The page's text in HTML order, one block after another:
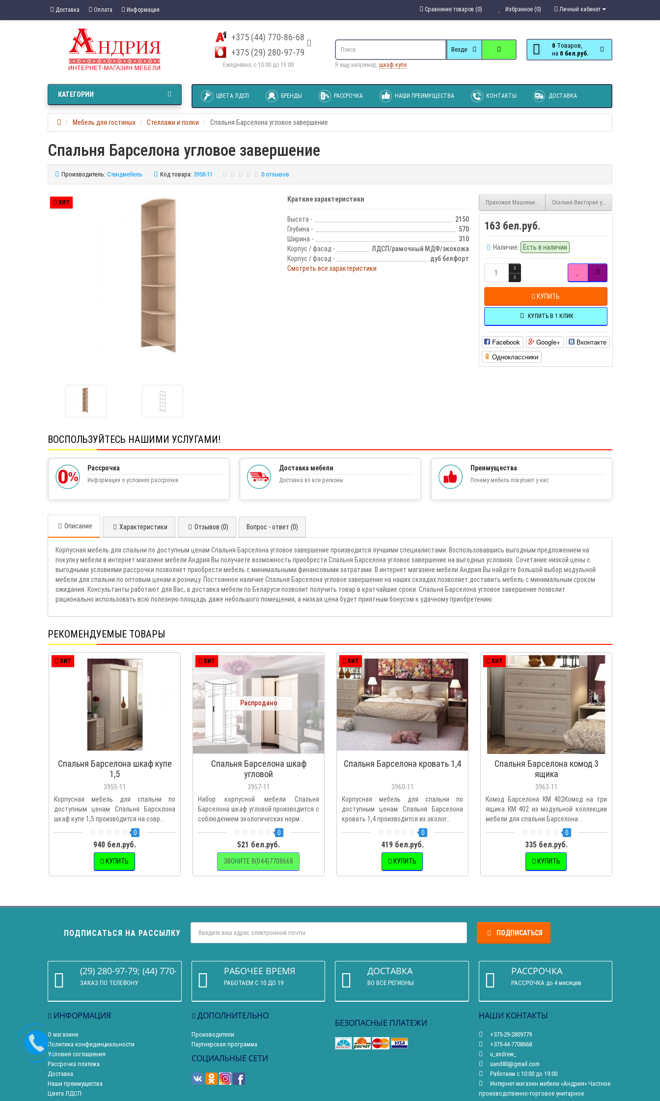
Доставка Оплата Информация Личный кабинет
Избранное (0)
Сравнение товаров (0)
+375 (44) 770-86-68
+375 (29) 280-97-79
Ежедневно, с 10:00 до 19:00
0 Tоваров,
на
0 бел.руб.
Везде
Я ищу, например, шкаф купе
ЦВЕТА ЛДСП БРЕНДЫ РАССРОЧКА НАШИ ПРЕИМУЩЕСТВА КОНТАКТЫ ДОСТАВКА
КАТЕГОРИИ
Мебель для гостиных Стеллажи и полки Спальня Барселона угловое завершение
Спальня Барселона угловое завершение
Производитель: Стендмебель Код товара: 3958-11 0 отзывов
ХИТ Краткие характеристики
Высота -
2150
Глубина -
570
Ширина -
310
Корпус / фасад -
ЛДСП/рамочный МДФ/экокожа
Корпус / фасад -
дуб белфорт
Смотреть все характеристики
Прихожая Машенька угловое завершение ПУ 201
Спальня Виктория угловое завершение
163 бел.руб.
Наличие: Есть в наличии
КУПИТЬ
КУПИТЬ В 1 КЛИК
Facebook Google+
Вконтакте
Одноклассники
ВОСПОЛЬЗУЙТЕСЬ НАШИМИ УСЛУГАМИ!
Рассрочка
Информация о условиях рассрочки
Доставка мебели
Доставка во все регионы
Преимущества
Почему мебель покупают у нас
Описание Характеристики Отзывов (0) Вопрос - ответ (0)
Корпусная мебель для спальни по доступным ценам Спальня Барселона угловое завершение производится лучшими специалистами. Воспользовавшись выгодным предложением на
покупку мебели в интернет магазине мебели Андрия Вы получаете возможность приобрести Спальня Барселона угловое завершение на выгодных условиях. Сочетание низкой цены с
выгодными условиями рассрочки позволяет приобрести мебель с минимальными финансовыми затратами. В интернет магазине мебели Андрия Вы найдёте большой выбор модульной
мебели для спальни по оптовым ценам в розницу. Постоянное наличие Спальня Барселона угловое завершение на наших складах позволяет доставить мебель с минимальным сроком
ожидания. Консультанты работают для Вас, а доставка мебели по Беларуси позволит получить товар в кратчайшие сроки. Спальня Барселона угловое завершение позволит
рационально использовать всю полезную площадь даже небольшого помещения, а низкая цена будет приятным бонусом к удачному приобретению.
РЕКОМЕНДУЕМЫЕ ТОВАРЫ
ХИТ
Спальня Барселона шкаф купе
1,5
3955-11
Корпусная мебель для спальни по
доступным ценам Спальня Барсклона
шкаф купе 1,5 производится на совр..
0
940 бел.руб.
КУПИТЬ
ХИТ
Распродано
Спальня Барселона шкаф
угловой
3957-11
Набор корпусной мебели Спальня
Барселона шкаф угловой производится с
соблюдением экологических норм...
0
521 бел.руб.
ЗВОНИТЕ 8(044)7708668
ХИТ
Спальня Барселона кровать 1,4
3960-11
Корпусная мебель для спальни по
доступным ценам Спальня Барселона
кровать 1,4 производится из эколог..
0
419 бел.руб.
КУПИТЬ
ХИТ
Спальня Барселона комод 3
ящика
3963-11
Комод Барселона КМ 402Комод на три
ящика КМ 402 из модульной коллекции
мебели для спальни Барселона ..
0
335 бел.руб.
КУПИТЬ
ПОДПИСАТЬСЯ НА РАССЫЛКУ ПОДПИСАТЬСЯ
(29) 280-97-79; (44) 770-86-68
ЗАКАЗ ПО ТЕЛЕФОНУ
РАБОЧЕЕ ВРЕМЯ
РАБОТАЕМ С 10 ДО 19
ДОСТАВКА
ВО ВСЕ РЕГИОНЫ
РАССРОЧКА
РАССРОЧКА до 4 месяцев
ИНФОРМАЦИЯ
О магазине
Политика конфиденциальности
Условия соглашения
Рассрочка платежа
Доставка
Наши преимущества
Цвета ЛДСП
ДОПОЛНИТЕЛЬНО
Производители
Партнерская программа
СОЦИАЛЬНЫЕ СЕТИ
БЕЗОПАСНЫЕ ПЛАТЕЖИ
НАШИ КОНТАКТЫ
+375-29-2809779
+375-44-7708668
u_andrew_
uand80@gmail.com
Работаем с 10:00 до 19:00
Интернет-магазин мебели «Андрия» Частное
производственно-торговое унитарное